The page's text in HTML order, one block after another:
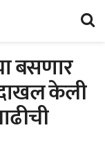
बसणार
दाखल केली